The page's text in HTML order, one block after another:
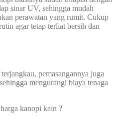
sinar UV, sehingga mudah
perawatan yang rumit. Cukup
agar tetap terliat bersih dan
pemasangannya juga
mengurangi biaya tenaga
kanopi kain ?